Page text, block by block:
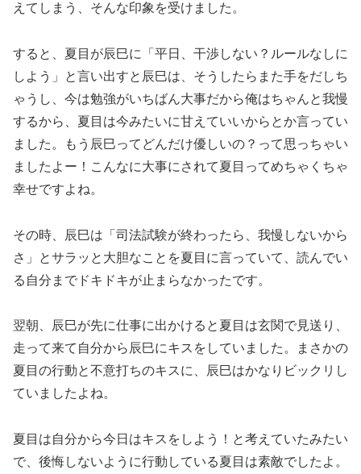
えてしまう、そんな印象を受けました。
すると、夏目が辰巳に「平日、干渉しない？ルールなしに
しよう」と言い出すと辰巳は、そうしたらまた手をだしち
ゃうし、今は勉強がいちばん大事だから俺はちゃんと我慢
するから、夏目は今みたいに甘えていいからとか言ってい
ました。もう辰巳ってどんだけ優しいの？って思っちゃい
ましたよー！こんなに大事にされて夏目ってめちゃくちゃ
幸せですよね。
その時、辰巳は「司法試験が終わったら、我慢しないから
さ」とサラッと大胆なことを夏目に言っていて、読んでい
る自分までドキドキが止まらなかったです。
翌朝、辰巳が先に仕事に出かけると夏目は玄関で見送り、
走って来て自分から辰巳にキスをしていました。まさかの
夏目の行動と不意打ちのキスに、辰巳はかなりビックリし
ていましたよね。
夏目は自分から今日はキスをしよう！と考えていたみたい
で、後悔しないように行動している夏目は素敵でしたよ。